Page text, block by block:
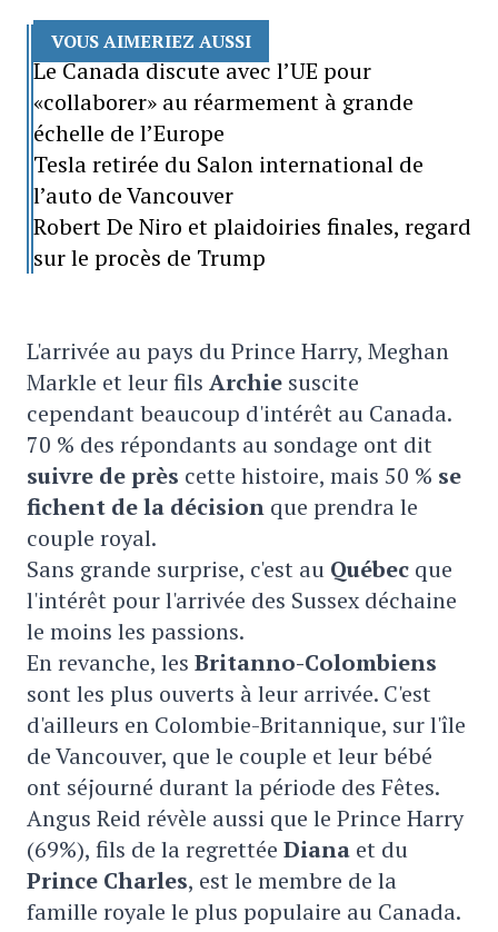
VOUS AIMERIEZ AUSSI
Le Canada discute avec l’UE pour
«collaborer» au réarmement à grande
échelle de l’Europe
Tesla retirée du Salon international de
l’auto de Vancouver
Robert De Niro et plaidoiries finales, regard
sur le procès de Trump
L'arrivée au pays du Prince Harry, Meghan
Markle et leur fils Archie suscite
cependant beaucoup d'intérêt au Canada.
70 % des répondants au sondage ont dit
suivre de près cette histoire, mais 50 % se
fichent de la décision que prendra le
couple royal.
Sans grande surprise, c'est au Québec que
l'intérêt pour l'arrivée des Sussex déchaine
le moins les passions.
En revanche, les Britanno-Colombiens
sont les plus ouverts à leur arrivée. C'est
d'ailleurs en Colombie-Britannique, sur l'île
de Vancouver, que le couple et leur bébé
ont séjourné durant la période des Fêtes.
Angus Reid révèle aussi que le Prince Harry
(69%), fils de la regrettée Diana et du
Prince Charles, est le membre de la
famille royale le plus populaire au Canada.